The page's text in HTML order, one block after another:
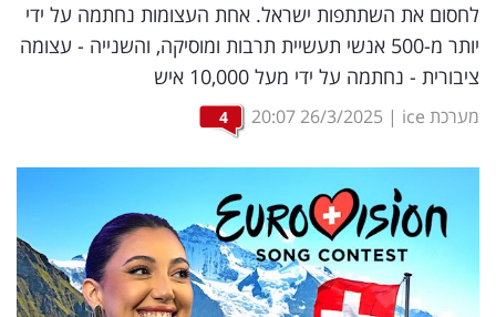
שיווק
ופרסום
משפט
מדדים
ומחקרים
דעות
רכילות
לחסום את השתתפות ישראל. אחת העצומות נחתמה על ידי
יותר מ-500 אנשי תעשיית תרבות ומוסיקה, והשנייה - עצומה
ציבורית - נחתמה על ידי מעל 10,000 איש
מערכת ice |
26/3/2025
20:07
4